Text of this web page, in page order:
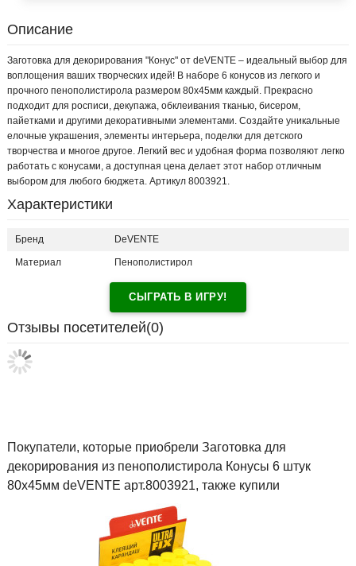
Описание
Заготовка для декорирования "Конус" от deVENTE – идеальный выбор для
воплощения ваших творческих идей! В наборе 6 конусов из легкого и
прочного пенополистирола размером 80х45мм каждый. Прекрасно
подходит для росписи, декупажа, обклеивания тканью, бисером,
пайетками и другими декоративными элементами. Создайте уникальные
елочные украшения, элементы интерьера, поделки для детского
творчества и многое другое. Легкий вес и удобная форма позволяют легко
работать с конусами, а доступная цена делает этот набор отличным
выбором для любого бюджета. Артикул 8003921.
Характеристики
Бренд DeVENTE
Материал Пенополистирол
СЫГРАТЬ В ИГРУ!
Отзывы посетителей(0)
Покупатели, которые приобрели Заготовка для
декорирования из пенополистирола Конусы 6 штук
80х45мм deVENTE арт.8003921, также купили